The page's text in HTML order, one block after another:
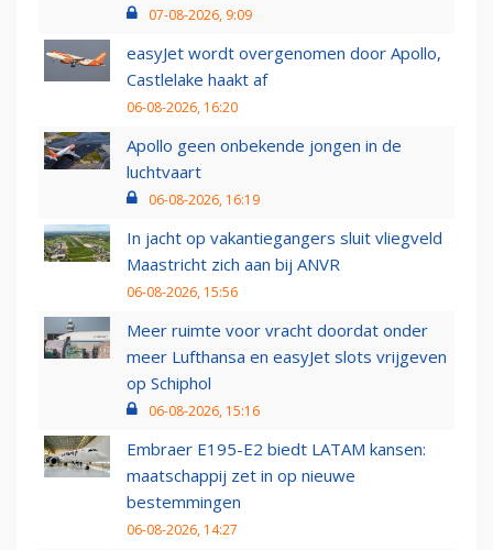
07-08-2026, 9:09
easyJet wordt overgenomen door Apollo,
Castlelake haakt af
06-08-2026, 16:20
Apollo geen onbekende jongen in de
luchtvaart
06-08-2026, 16:19
In jacht op vakantiegangers sluit vliegveld
Maastricht zich aan bij ANVR
06-08-2026, 15:56
Meer ruimte voor vracht doordat onder
meer Lufthansa en easyJet slots vrijgeven
op Schiphol
06-08-2026, 15:16
Embraer E195-E2 biedt LATAM kansen:
maatschappij zet in op nieuwe
bestemmingen
06-08-2026, 14:27